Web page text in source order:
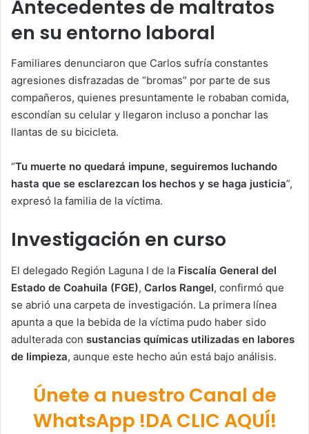
Antecedentes de maltratos
en su entorno laboral
Familiares denunciaron que Carlos sufría constantes
agresiones disfrazadas de “bromas” por parte de sus
compañeros, quienes presuntamente le robaban comida,
escondían su celular y llegaron incluso a ponchar las
llantas de su bicicleta.
“Tu muerte no quedará impune, seguiremos luchando
hasta que se esclarezcan los hechos y se haga justicia”,
expresó la familia de la víctima.
Investigación en curso
El delegado Región Laguna I de la Fiscalía General del
Estado de Coahuila (FGE), Carlos Rangel, confirmó que
se abrió una carpeta de investigación. La primera línea
apunta a que la bebida de la víctima pudo haber sido
adulterada con sustancias químicas utilizadas en labores
de limpieza, aunque este hecho aún está bajo análisis.
Únete a nuestro Canal de
WhatsApp !DA CLIC AQUÍ!